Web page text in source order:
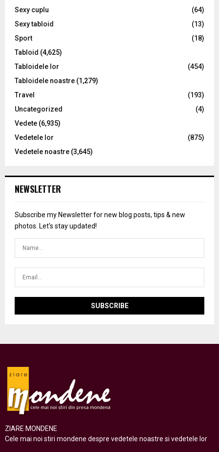
Sexy cuplu
(64)
Sexy tabloid
(13)
Sport
(18)
Tabloid (4,625)
Tabloidele lor
(454)
Tabloidele noastre (1,279)
Travel
(193)
Uncategorized
(4)
Vedete (6,935)
Vedetele lor
(875)
Vedetele noastre (3,645)
NEWSLETTER
Subscribe my Newsletter for new blog posts, tips & new
photos. Let's stay updated!
ZIARE MONDENE
Cele mai noi stiri mondene despre vedetele noastre si vedetele lor